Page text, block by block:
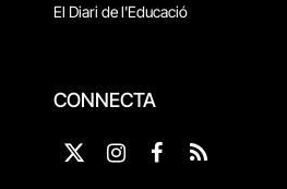
El Diari de l'Educació
CONNECTA
X
Instagram
Facebook
RSS